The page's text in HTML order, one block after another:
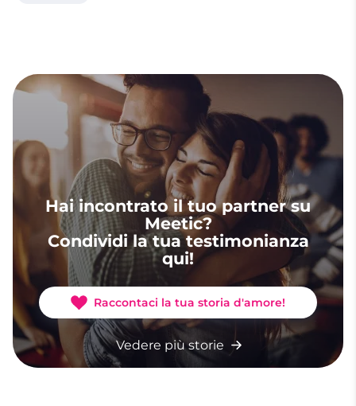
Hai incontrato il tuo partner su
Meetic?
Condividi la tua testimonianza
qui!
Raccontaci la tua storia d'amore!
Vedere più storie